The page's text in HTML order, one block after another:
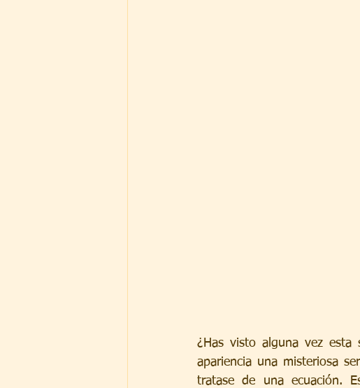
¿Has visto alguna vez esta
apariencia una misteriosa
tratase de una ecuación.